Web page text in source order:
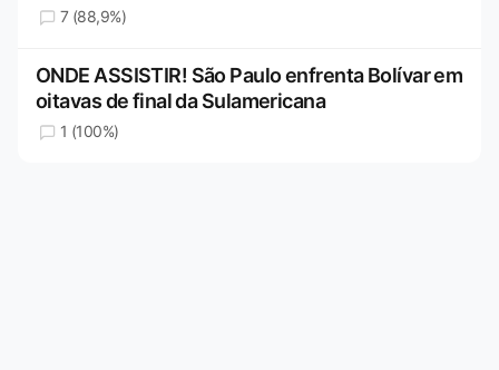
7 (88,9%)
ONDE ASSISTIR! São Paulo enfrenta Bolívar em
oitavas de final da Sulamericana
1 (100%)